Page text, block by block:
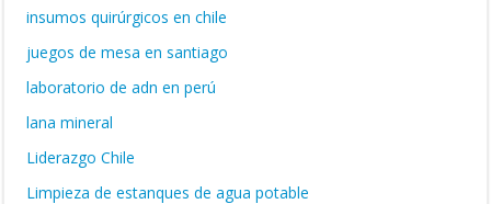
insumos quirúrgicos en chile
juegos de mesa en santiago
laboratorio de adn en perú
lana mineral
Liderazgo Chile
Limpieza de estanques de agua potable